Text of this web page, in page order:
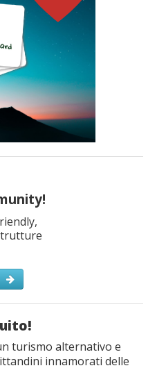
turismo alternativo e
innamorati delle